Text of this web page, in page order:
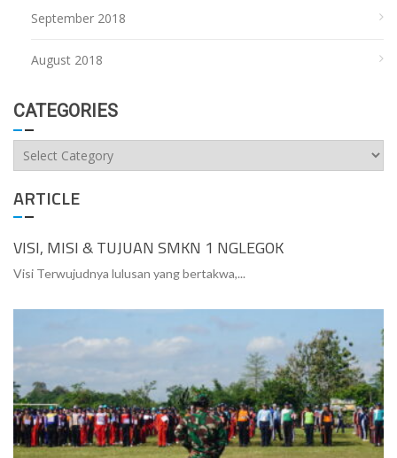
September 2018
August 2018
CATEGORIES
Categories
ARTICLE
VISI, MISI & TUJUAN SMKN 1 NGLEGOK
Visi Terwujudnya lulusan yang bertakwa,...